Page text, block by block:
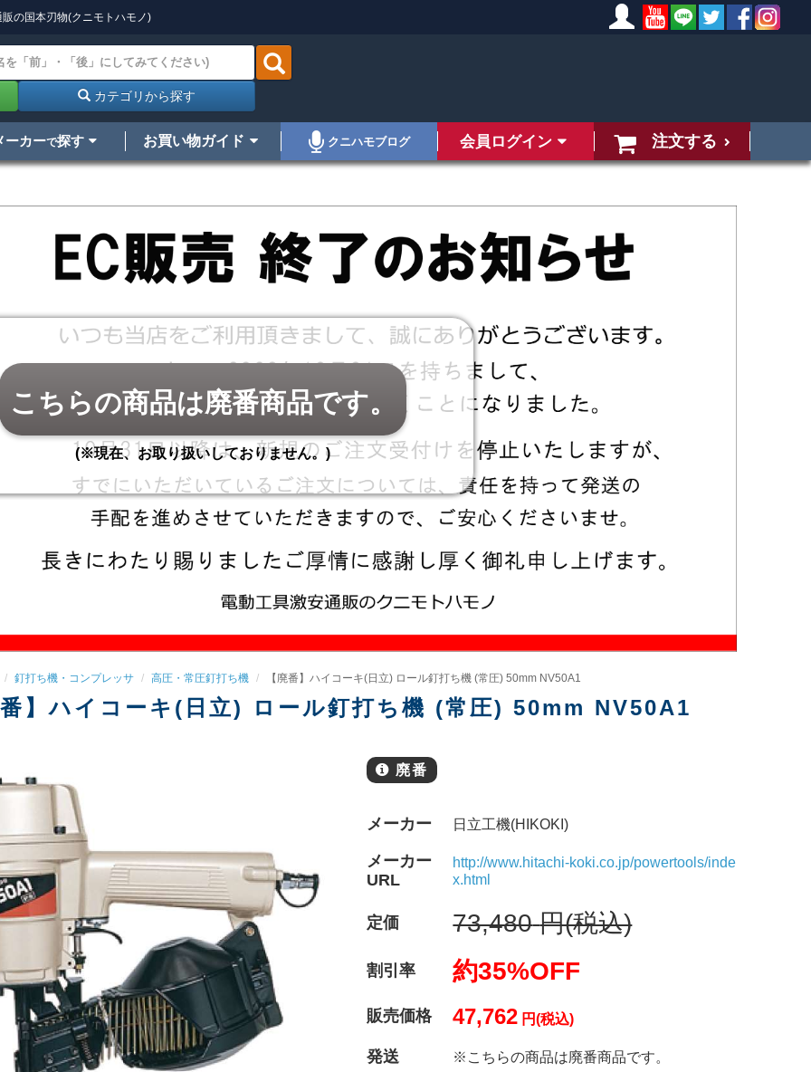
の国本刃物(クニモトハモノ)
カテゴリから探す
ーカーで探す お買い物ガイド クニハモブログ 会員ログイン 注文する
釘打ち機・コンプレッサ 高圧・常圧釘打ち機 【廃番】ハイコーキ(日立) ロール釘打ち機 (常圧) 50mm NV50A1
】ハイコーキ(日立) ロール釘打ち機 (常圧) 50mm NV50A1
廃番
メーカー 日立工機(HIKOKI)
メーカー
URL
http://www.hitachi-koki.co.jp/powertools/inde
x.html
定価 73,480 円(税込)
割引率 約35%OFF
販売価格 47,762 円(税込)
発送 ※こちらの商品は廃番商品です。
こちらの商品は廃番商品です。
(※現在、お取り扱いしておりません。)